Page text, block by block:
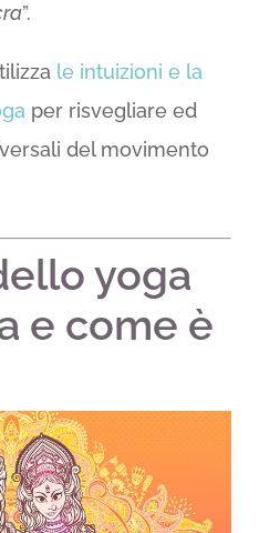
”.
le intuizioni e la
per risvegliare ed
del movimento
yoga
e come è